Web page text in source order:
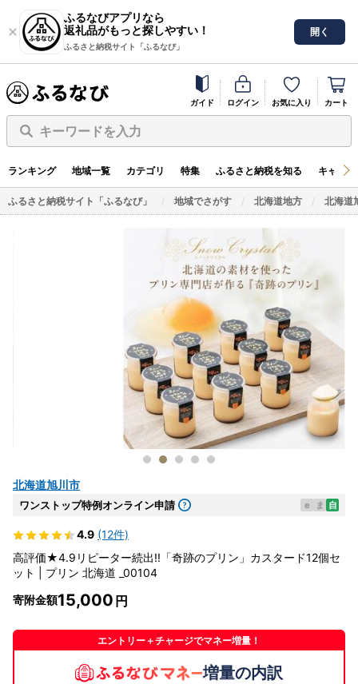
ふるなびアプリなら
返礼品がもっと探しやすい！
ふるさと納税サイト「ふるなび」
開く
ガイド ログイン お気に入り カート
キーワードを入力
ランキング 地域一覧 カテゴリ 特集 ふるさと納税を知る キャン
ふるさと納税サイト「ふるなび」 地域でさがす 北海道地方 北海道
北海道旭川市
ワンストップ特例オンライン申請 e ま 自
4.9 (12件)
高評価★4.9リピーター続出!!「奇跡のプリン」カスタード12個セ
ット | プリン 北海道 _00104
寄附金額15,000
エントリー＋チャージでマネー増量！
増量の内訳